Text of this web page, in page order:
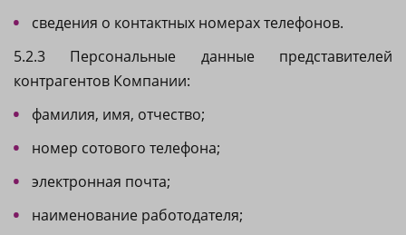
сведения о контактных номерах телефонов.
5.2.3 Персональные данные представителей
контрагентов Компании:
фамилия, имя, отчество;
номер сотового телефона;
электронная почта;
наименование работодателя;